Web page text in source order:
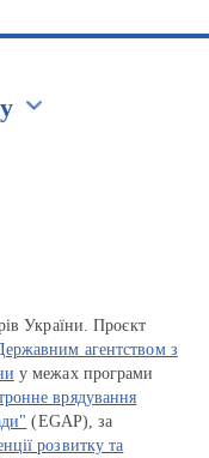
України. Проєкт
агентством з
у межах програми
врядування
(EGAP), за
розвитку та